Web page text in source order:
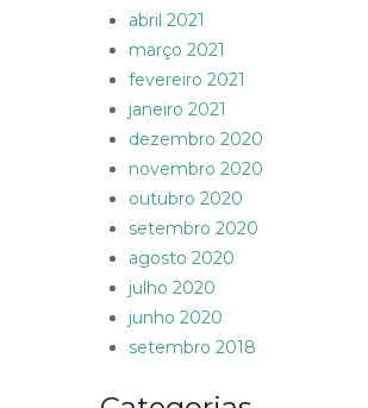
abril 2021
março 2021
fevereiro 2021
janeiro 2021
dezembro 2020
novembro 2020
outubro 2020
setembro 2020
agosto 2020
julho 2020
junho 2020
setembro 2018